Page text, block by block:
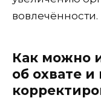
вовлечённости.
Как можно
об охвате и